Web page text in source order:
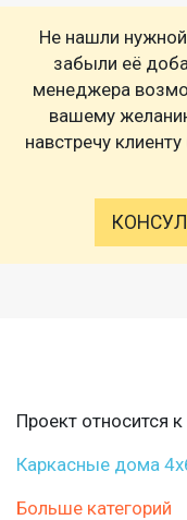
Не нашли
забыли её
менеджера
вашему
навстречу
Проект относится
Каркасные дома
Больше категорий